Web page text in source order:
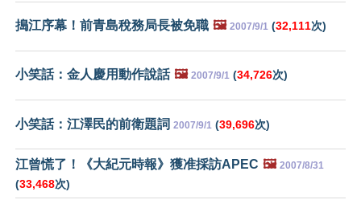
搗江序幕！前青島稅務局長被免職 🖼️ 2007/9/1 (32,111次)
小笑話：金人慶用動作說話 🖼️ 2007/9/1 (34,726次)
小笑話：江澤民的前衛題詞 2007/9/1 (39,696次)
江曾慌了！《大紀元時報》獲准採訪APEC 🖼️ 2007/8/31
(33,468次)